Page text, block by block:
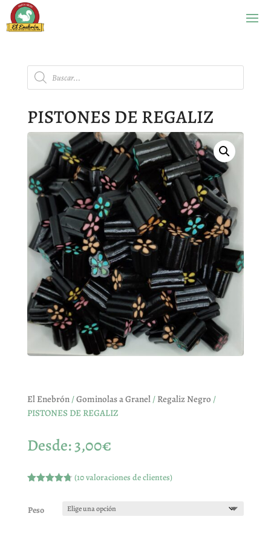
Búsqueda
de
productos
PISTONES DE REGALIZ
El Enebrón/Gominolas a Granel/ Regaliz Negro /
PISTONES DE REGALIZ
Desde:3,00€
de 5 en
base a
(10valoraciones de clientes)
Peso